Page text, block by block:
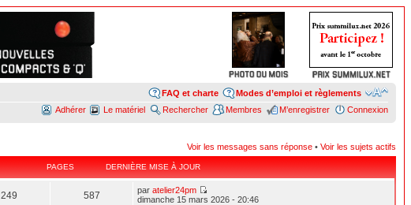
Modes d’emploi et règlements
FAQ et charte
Connexion
M’enregistrer
Membres
Rechercher
Le matériel
Adhérer
Voir les messages sans réponse • Voir les sujets actifs
PAGES DERNIÈRE MISE À JOUR
249 587 paratelier24pm
dimanche 15 mars 2026 - 20:46